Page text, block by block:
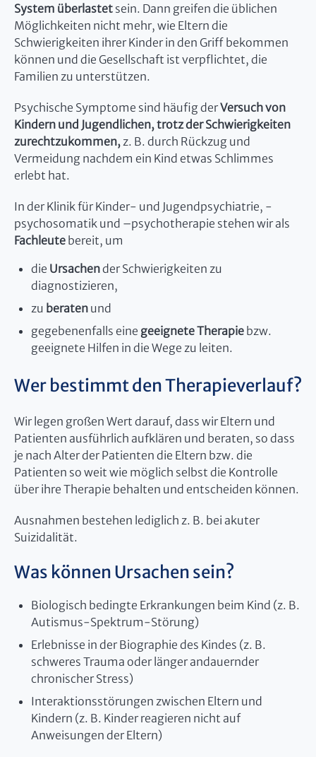
System überlastet sein. Dann greifen die üblichen
Möglichkeiten nicht mehr, wie Eltern die
Schwierigkeiten ihrer Kinder in den Griff bekommen
können und die Gesellschaft ist verpflichtet, die
Familien zu unterstützen.
Psychische Symptome sind häufig derVersuch von
Kindern und Jugendlichen, trotz der Schwierigkeiten
zurechtzukommen, z. B. durch Rückzug und
Vermeidung nachdem ein Kind etwas Schlimmes
erlebt hat.
In der Klinik für Kinder- und Jugendpsychiatrie, -
psychosomatik und –psychotherapie stehen wir als
Fachleute bereit, um
die Ursachender Schwierigkeiten zu
diagnostizieren,
zu beraten und
gegebenenfalls eine geeignete Therapie bzw.
geeignete Hilfen in die Wege zu leiten.
Wer bestimmt den Therapieverlauf?
Wir legen großen Wert darauf, dass wir Eltern und
Patienten ausführlich aufklären und beraten, so dass
je nach Alter der Patienten die Eltern bzw. die
Patienten so weit wie möglich selbst die Kontrolle
über ihre Therapie behalten und entscheiden können.
Ausnahmen bestehen lediglich z. B. bei akuter
Suizidalität.
Was können Ursachen sein?
Biologisch bedingte Erkrankungen beim Kind (z. B.
Autismus-Spektrum-Störung)
Erlebnisse in der Biographie des Kindes (z. B.
schweres Trauma oder länger andauernder
chronischer Stress)
Interaktionsstörungen zwischen Eltern und
Kindern (z. B. Kinder reagieren nicht auf
Anweisungen der Eltern)